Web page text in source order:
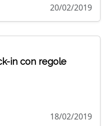
20/02/2019
in con regole
18/02/2019